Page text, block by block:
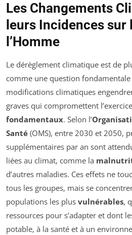
Les Changements
leurs Incidences sur
l’Homme
Le dérèglement climatique est de
comme une question fondamentale
modifications climatiques
graves qui compromettent
fondamentaux. Selon l’
Santé (OMS), entre 2030 et 2050,
supplémentaires par an sont
liées au climat, comme la
d’autres maladies. Ces effets ne
tous les groupes, mais se
populations les plus vulnérables,
ressources pour s’adapter et dont
potable, à la santé et à un